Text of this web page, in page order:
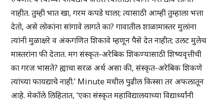
नाहीत. तुम्ही भात खा, गरम कपडे घाला; त्यासाठी आम्ही तुम्हाला भत्ता
देतो, असे लोकांना सांगावे लागते का? गावातील शाळामास्तर मुलांना
त्यांनी मुळाक्षरे व अंकगणित शिकावे म्हणून पैसे देत नाहीत; उलट मुलेच
मास्तरांना फी देतात. मग संस्कृत-अरेबिक शिकण्यासाठी शिष्यवृत्तीची
का गरज भासते? ह्याचा सरळ अर्थ असा की, संस्कृत-अरेबिक शिकणे
त्यांच्या फायद्याचे नाही.’ Minute मधील पुढील किस्सा तर अफलातून
आहे. मेकॉले लिहितात, ‘एका संस्कृत महाविद्यालयाच्या विद्यार्थ्यांनी